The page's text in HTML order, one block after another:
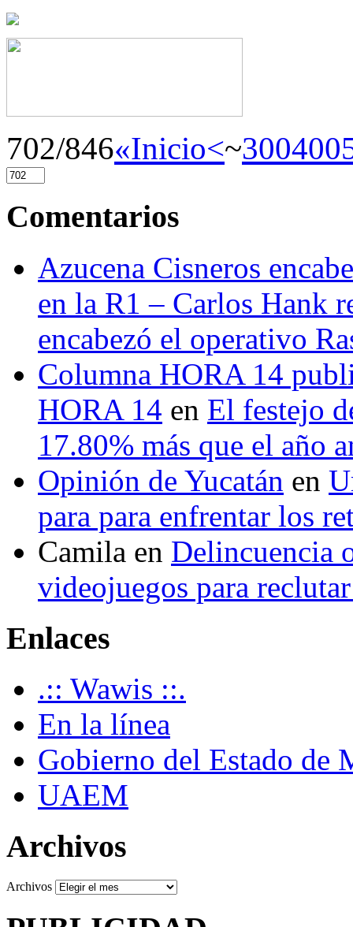
702/846«Inicio<~300400
Comentarios
Azucena Cisneros
en la R1 – Carlos Hank
encabezó el operativo
Columna HORA 14
HORA 14 en El festejo
17.80% más que el año
Opinión de Yucatán en
para para enfrentar los
Camila en Delincuencia
videojuegos para
Enlaces
.:: Wawis ::.
En la línea
Gobierno del Estado de
UAEM
Archivos
Archivos